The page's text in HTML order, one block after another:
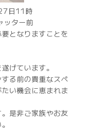
日11時
ター前
となりますことを
げています。
る前の貴重なスペ
い機会に恵まれま
是非ご家族やお友